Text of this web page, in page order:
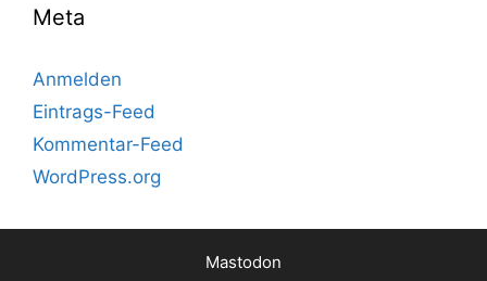
Meta
Anmelden
Eintrags-Feed
Kommentar-Feed
WordPress.org
Mastodon